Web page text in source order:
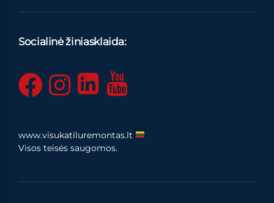
Socialinė žiniasklaida:
www.visukatiluremontas.lt
Visos teisės saugomos.